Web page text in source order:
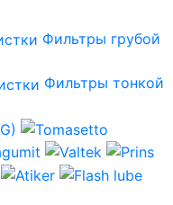
Фильтры грубой
Фильтры тонкой